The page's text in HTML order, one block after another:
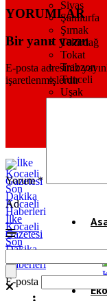
Sivas
Şanlıurfa
Şırnak
Tekirdağ
Tokat
Trabzon
Tunceli
Uşak
İlke
Kocaeli
Gazetesi
Son
Dakika
Haberleri
YORUMLAR
Bir yanıt yazın
E-posta adresiniz
işaretlenmişlerdir
Yorum*
Ad
E-posta